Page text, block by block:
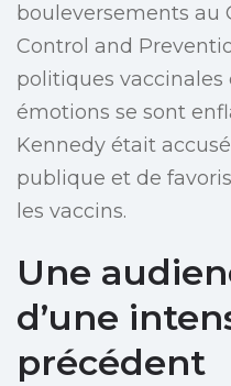
bouleversements au
Control and
politiques vaccinales
émotions se sont
Kennedy était
publique et de
les vaccins.
Une
d’une
précédent